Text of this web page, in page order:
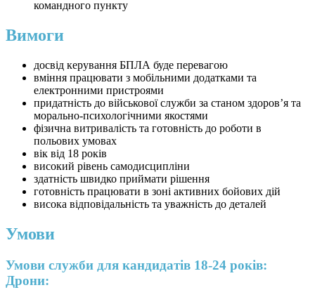
командного пункту
Вимоги
досвід керування БПЛА буде перевагою
вміння працювати з мобільними додатками та
електронними пристроями
придатність до військової служби за станом здоров’я та
морально-психологічними якостями
фізична витривалість та готовність до роботи в
польових умовах
вік від 18 років
високий рівень самодисципліни
здатність швидко приймати рішення
готовність працювати в зоні активних бойових дій
висока відповідальність та уважність до деталей
Умови
Умови служби для кандидатів 18-24 років:
Дрони: